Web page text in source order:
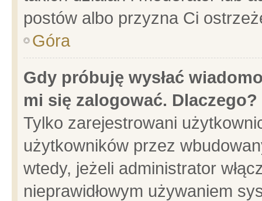
postów albo przyzna Ci
Góra
Gdy próbuję wysłać
mi się zalogować. Dlaczego?
Tylko zarejestrowani
użytkowników przez
wtedy, jeżeli administrator
nieprawidłowym używaniem